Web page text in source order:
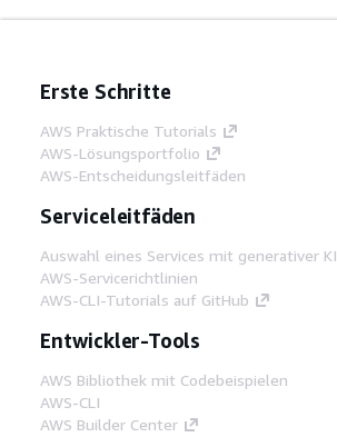
Erste Schritte
AWS Praktische Tutorials
AWS-Lösungsportfolio
AWS-Entscheidungsleitfäden
Serviceleitfäden
Auswahl eines Services mit generativer KI
AWS-Servicerichtlinien
AWS-CLI-Tutorials auf GitHub
Entwickler-Tools
AWS Bibliothek mit Codebeispielen
AWS-CLI
AWS Builder Center